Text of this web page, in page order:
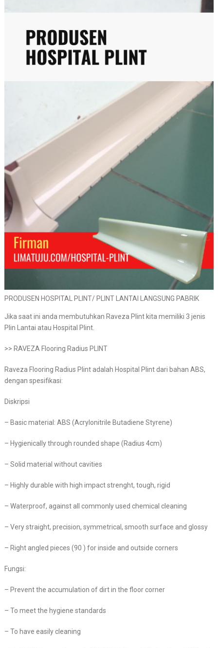
PRODUSEN HOSPITAL PLINT/ PLINT LANTAI LANGSUNG PABRIK
Jika saat ini anda membutuhkan Raveza Plint kita memiliki 3 jenis
Plin Lantai atau Hospital Plint.
>> RAVEZA Flooring Radius PLINT
Raveza Flooring Radius Plint adalah Hospital Plint dari bahan ABS,
dengan spesifikasi:
Diskripsi
– Basic material: ABS (Acrylonitrile Butadiene Styrene)
– Hygienically through rounded shape (Radius 4cm)
– Solid material without cavities
– Highly durable with high impact strenght, tough, rigid
– Waterproof, against all commonly used chemical cleaning
– Very straight, precision, symmetrical, smooth surface and glossy
– Right angled pieces (90 ) for inside and outside corners
Fungsi:
– Prevent the accumulation of dirt in the floor corner
– To meet the hygiene standards
– To have easily cleaning